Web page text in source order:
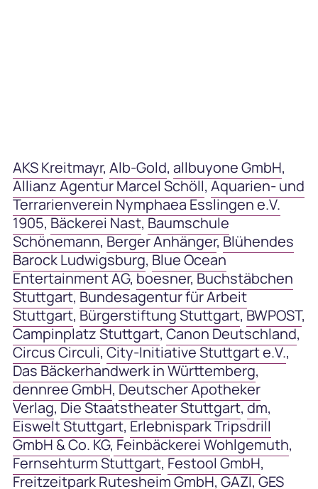
AKS Kreitmayr, Alb-Gold, allbuyone GmbH,
Allianz Agentur Marcel Schöll,Aquarien- und
Terrarienverein Nymphaea Esslingen e.V.
1905,Bäckerei Nast,Baumschule
Schönemann,Berger Anhänger,Blühendes
Barock Ludwigsburg,Blue Ocean
Entertainment AG,boesner,Buchstäbchen
Stuttgart,Bundesagentur für Arbeit
Stuttgart, Bürgerstiftung Stuttgart,BWPOST,
Campinplatz Stuttgart,Canon Deutschland,
Circus Circuli,City-Initiative Stuttgart e.V.,
Das Bäckerhandwerk in Württemberg,
dennree GmbH,Deutscher Apotheker
Verlag,Die Staatstheater Stuttgart,dm,
Eiswelt Stuttgart,Erlebnispark Tripsdrill
GmbH & Co. KG,Feinbäckerei Wohlgemuth,
Fernsehturm Stuttgart,Festool GmbH,
Freitzeitpark Rutesheim GmbH,GAZI,GES